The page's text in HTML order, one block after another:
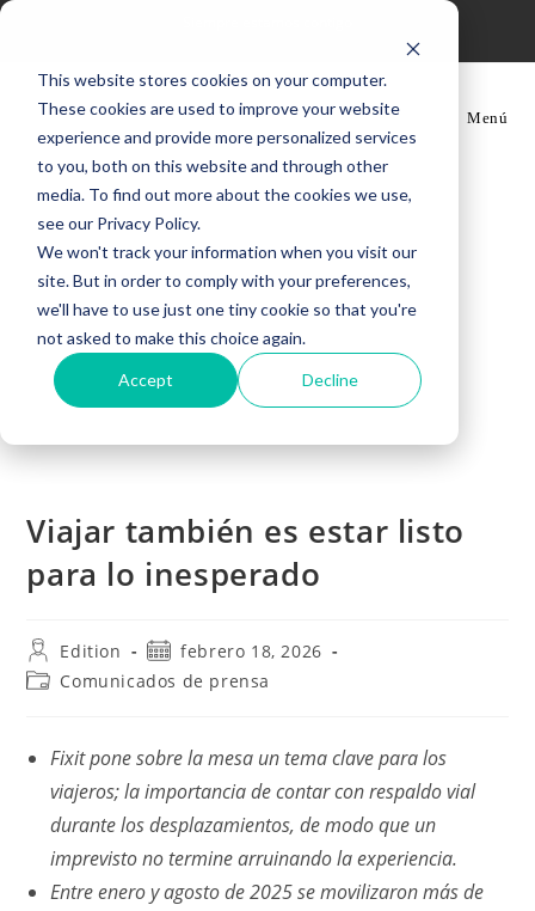
This website stores cookies on your computer.
These cookies are used to improve your website
experience and provide more personalized services
to you, both on this website and through other
media. To find out more about the cookies we use,
see our Privacy Policy.
We won't track your information when you visit our
site. But in order to comply with your preferences,
we'll have to use just one tiny cookie so that you're
not asked to make this choice again.
Accept Decline
Ir
contenido
Menú
Viajar también es estar listo
para lo inesperado
Autor
de
la
Edition
Publicación
de
la
febrero 18, 2026
Categoría
entrada:
Comunicados de prensa
Fixit pone sobre la mesa un tema clave para los
viajeros; la importancia de contar con respaldo vial
durante los desplazamientos, de modo que un
imprevisto no termine arruinando la experiencia.
Entre enero y agosto de 2025 se movilizaron más de